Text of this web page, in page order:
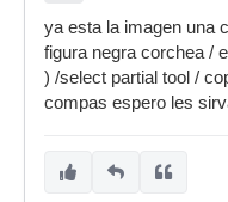
ya esta la imagen una
figura negra corchea /
) /select partial tool /
compas espero les